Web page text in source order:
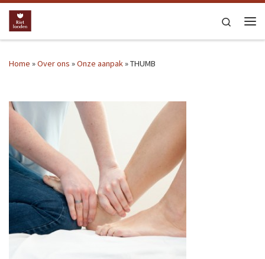
Ga naar inhoud
Search
Home »Over ons »Onze aanpak»THUMB